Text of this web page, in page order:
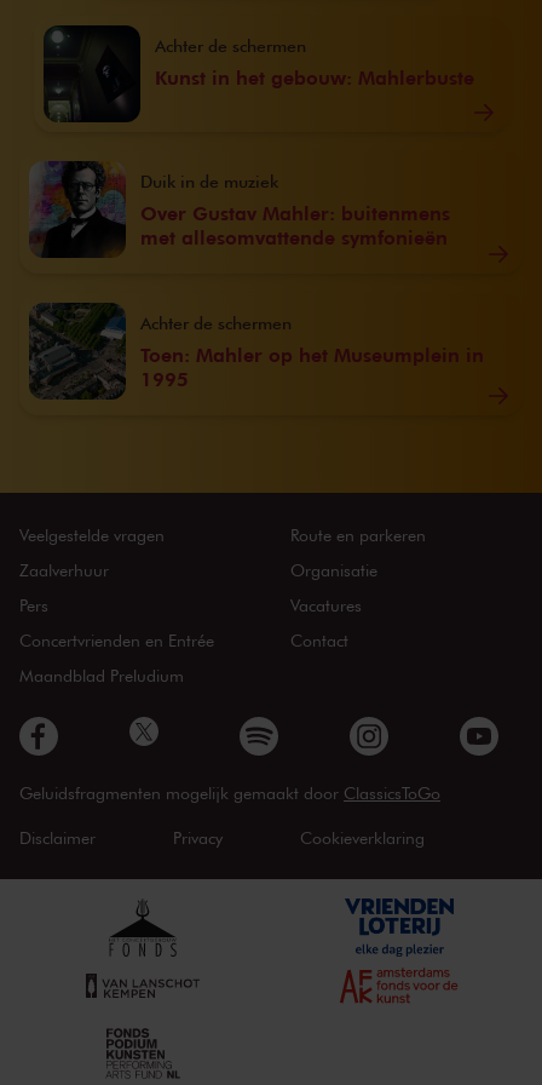
Kunst in het gebouw: Mahlerbuste
Achter de schermen
Over Gustav Mahler: buitenmens
met allesomvattende symfonieën
Duik in de muziek
Toen: Mahler op het Museumplein in
1995
Achter de schermen
Veelgestelde vragen
Zaalverhuur
Pers
Concertvrienden en Entrée
Maandblad Preludium
Route en parkeren
Organisatie
Vacatures
Contact
Geluidsfragmenten mogelijk gemaakt door ClassicsToGo
Disclaimer Privacy Cookieverklaring